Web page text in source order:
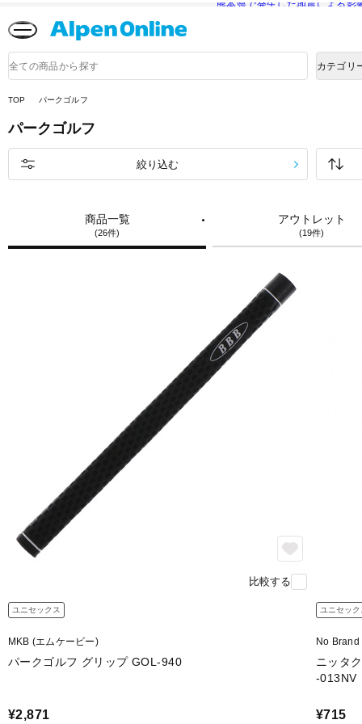
熊本県で発生した地震による影
品
検
カテゴリ
TOP パークゴルフ
パークゴルフ
商品一覧
(26件)
アウトレット
(19件)
絞り込む
比較する
ユニセックス
MKB (エムケービー)
パークゴルフ グリップ GOL-940
¥2,871
ユニセック
No Brand
ニッタ
-013NV
¥715